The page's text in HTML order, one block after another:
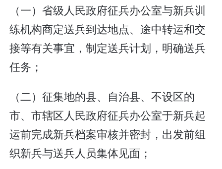
（一）省级人民政府征兵办公室与新兵训
练机构商定送兵到达地点、途中转运和交
接等有关事宜，制定送兵计划，明确送兵
任务；
（二）征集地的县、自治县、不设区的
市、市辖区人民政府征兵办公室于新兵起
运前完成新兵档案审核并密封，出发前组
织新兵与送兵人员集体见面；